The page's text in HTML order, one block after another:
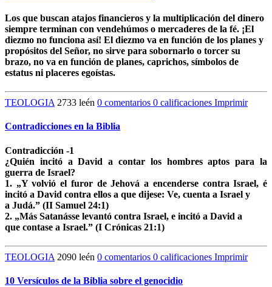
Los que buscan atajos financieros y la multiplicación del dinero
siempre terminan con vendehúmos o mercaderes de la fé. ¡El
diezmo no funciona así! El diezmo va en función de los planes y
propósitos del Señor, no sirve para sobornarlo o torcer su
brazo, no va en función de planes, caprichos, símbolos de
estatus ni placeres egoístas.
TEOLOGIA 2733 leén 0 comentarios 0 calificaciones Imprimir
Contradicciones en la Biblia
Contradicción -1
¿Quién incitó a David a contar los hombres aptos para la
guerra de Israel?
1. „Y volvió el furor de Jehová a encenderse contra Israel, é
incitó a David contra ellos a que dijese: Ve, cuenta a Israel y
a Judá.” (II Samuel 24:1)
2. „Más Satanásse levantó contra Israel, e incitó a David a
que contase a Israel.” (I Crónicas 21:1)
TEOLOGIA 2090 leén 0 comentarios 0 calificaciones Imprimir
10 Versículos de la Biblia sobre el genocidio